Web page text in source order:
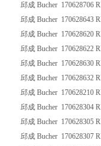
邱成 Bucher 170628706
邱成 Bucher 170628643
邱成 Bucher 170628620
邱成 Bucher 170628622
邱成 Bucher 170628630
邱成 Bucher 170628632
邱成 Bucher 170628210
邱成 Bucher 170628304
邱成 Bucher 170628305
邱成 Bucher 170628307